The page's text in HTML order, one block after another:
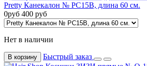
Pretty Канекалон № РС15B, длина 60 см.
0руб 400 руб
Нет в наличии
В корзину Быстрый заказ